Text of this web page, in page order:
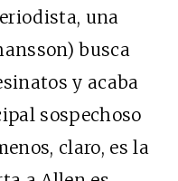
una
busca
y acaba
sospechoso
claro, es la